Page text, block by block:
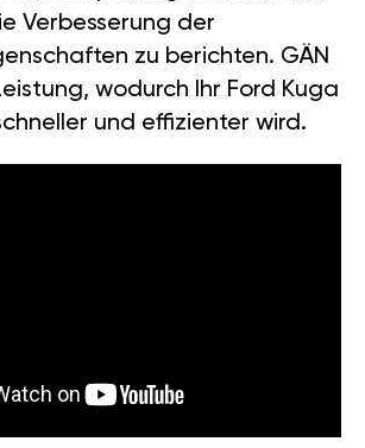
Verbesserung der
zu berichten. GÄN
wodurch Ihr Ford Kuga
und effizienter wird.